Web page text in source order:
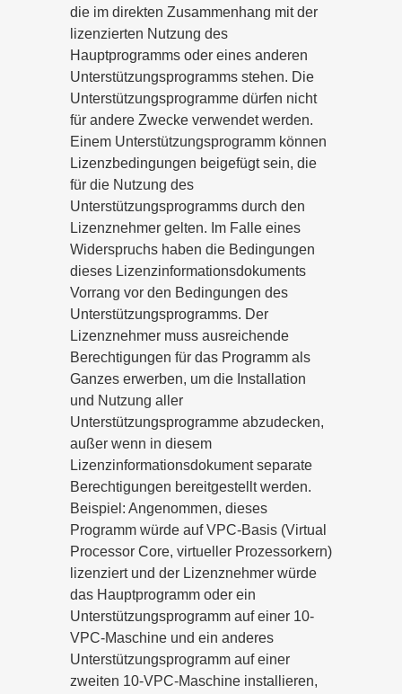
die im direkten Zusammenhang mit der
lizenzierten Nutzung des
Hauptprogramms oder eines anderen
Unterstützungsprogramms stehen. Die
Unterstützungsprogramme dürfen nicht
für andere Zwecke verwendet werden.
Einem Unterstützungsprogramm können
Lizenzbedingungen beigefügt sein, die
für die Nutzung des
Unterstützungsprogramms durch den
Lizenznehmer gelten. Im Falle eines
Widerspruchs haben die Bedingungen
dieses Lizenzinformationsdokuments
Vorrang vor den Bedingungen des
Unterstützungsprogramms. Der
Lizenznehmer muss ausreichende
Berechtigungen für das Programm als
Ganzes erwerben, um die Installation
und Nutzung aller
Unterstützungsprogramme abzudecken,
außer wenn in diesem
Lizenzinformationsdokument separate
Berechtigungen bereitgestellt werden.
Beispiel: Angenommen, dieses
Programm würde auf VPC-Basis (Virtual
Processor Core, virtueller Prozessorkern)
lizenziert und der Lizenznehmer würde
das Hauptprogramm oder ein
Unterstützungsprogramm auf einer 10-
VPC-Maschine und ein anderes
Unterstützungsprogramm auf einer
zweiten 10-VPC-Maschine installieren,